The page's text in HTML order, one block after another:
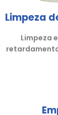
Limpeza
Limpeza